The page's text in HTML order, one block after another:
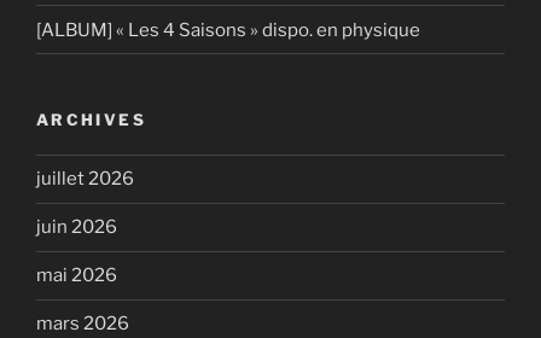
[ALBUM] « Les 4 Saisons » dispo. en physique
ARCHIVES
juillet 2026
juin 2026
mai 2026
mars 2026